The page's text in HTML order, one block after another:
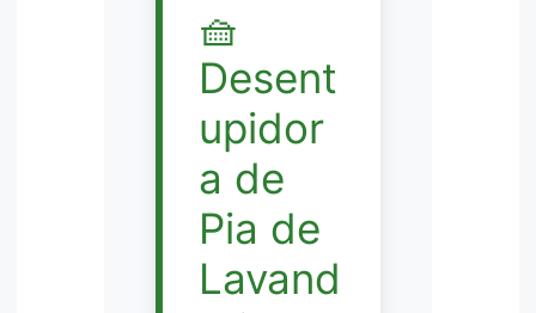
🧺
Desent
upidor
a de
Pia de
Lavand